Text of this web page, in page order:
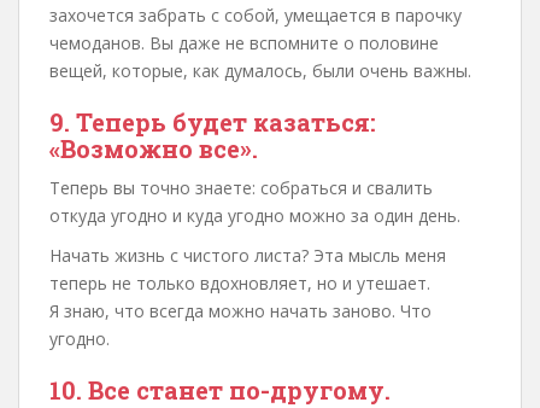
захочется забрать с собой, умещается в парочку
чемоданов. Вы даже не вспомните о половине
вещей, которые, как думалось, были очень важны.
9. Теперь будет казаться:
«Возможно все».
Теперь вы точно знаете: собраться и свалить
откуда угодно и куда угодно можно за один день.
Начать жизнь с чистого листа? Эта мысль меня
теперь не только вдохновляет, но и утешает.
Я знаю, что всегда можно начать заново. Что
угодно.
10. Все станет по-другому.